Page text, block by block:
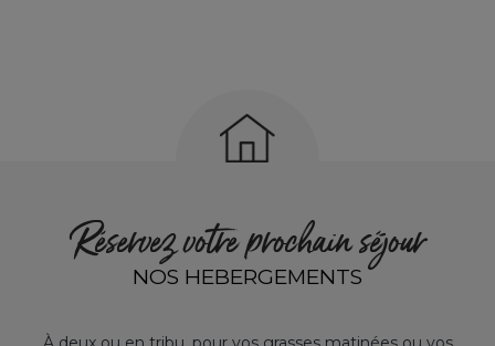
Réservez votre prochain séjour
NOS HEBERGEMENTS